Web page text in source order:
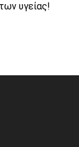
υγείας!